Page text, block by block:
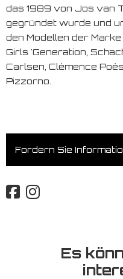
das 1989 von Jos van
gegründet wurde und
den Modellen der
Girls 'Generation,
Carlsen, Clémence
Pizzorno.
Fordern Sie
Es